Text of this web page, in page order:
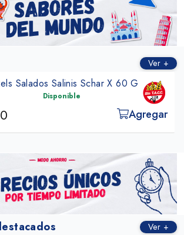
Ver +
Mostaza Clovis En Pasta De
200 G
Disponible
Ver +